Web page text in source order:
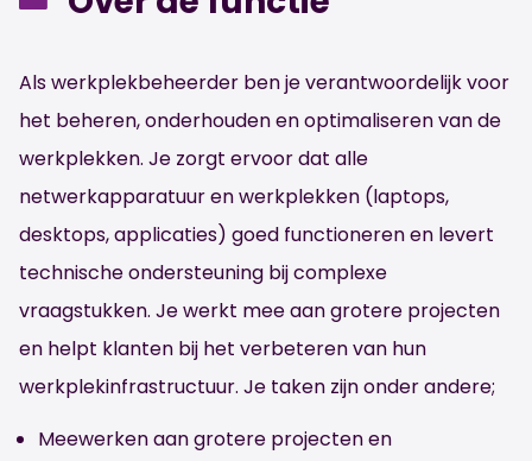
Als werkplekbeheerder ben je verantwoordelijk voor
het beheren, onderhouden en optimaliseren van de
werkplekken. Je zorgt ervoor dat alle
netwerkapparatuur en werkplekken (laptops,
desktops, applicaties) goed functioneren en levert
technische ondersteuning bij complexe
vraagstukken. Je werkt mee aan grotere projecten
en helpt klanten bij het verbeteren van hun
werkplekinfrastructuur. Je taken zijn onder andere;
Meewerken aan grotere projecten en